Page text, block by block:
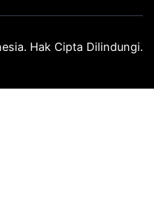
Hak Cipta Dilindungi.